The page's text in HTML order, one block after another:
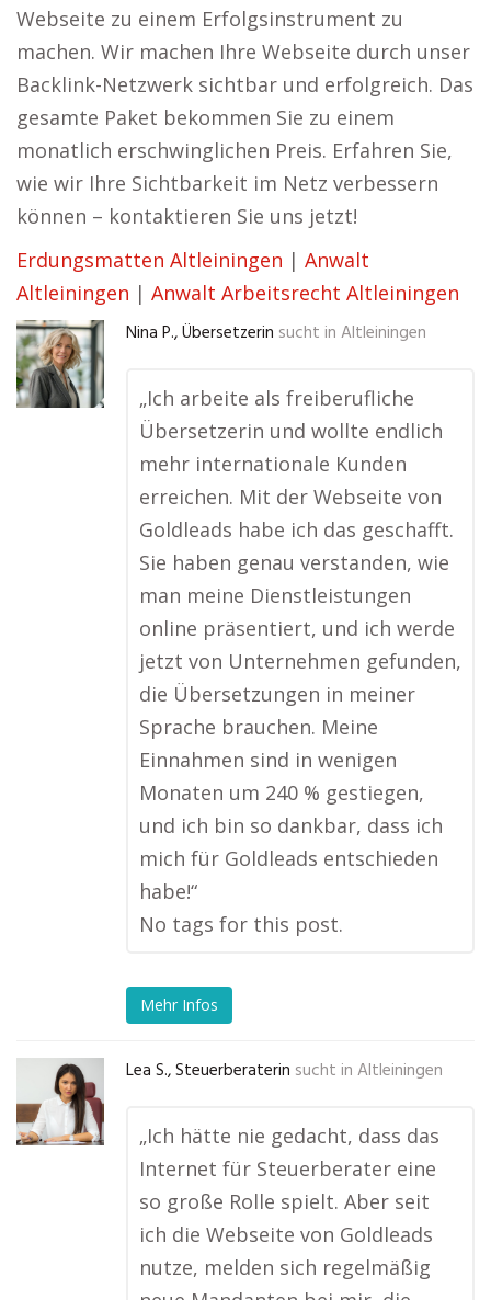
Webseite zu einem Erfolgsinstrument zu
machen. Wir machen Ihre Webseite durch unser
Backlink-Netzwerk sichtbar und erfolgreich. Das
gesamte Paket bekommen Sie zu einem
monatlich erschwinglichen Preis. Erfahren Sie,
wie wir Ihre Sichtbarkeit im Netz verbessern
können – kontaktieren Sie uns jetzt!
Erdungsmatten Altleiningen | Anwalt
Altleiningen | Anwalt Arbeitsrecht Altleiningen
Nina P., Übersetzerin sucht in Altleiningen
„Ich arbeite als freiberufliche
Übersetzerin und wollte endlich
mehr internationale Kunden
erreichen. Mit der Webseite von
Goldleads habe ich das geschafft.
Sie haben genau verstanden, wie
man meine Dienstleistungen
online präsentiert, und ich werde
jetzt von Unternehmen gefunden,
die Übersetzungen in meiner
Sprache brauchen. Meine
Einnahmen sind in wenigen
Monaten um 240 % gestiegen,
und ich bin so dankbar, dass ich
mich für Goldleads entschieden
habe!“
No tags for this post.
Mehr Infos
Lea S., Steuerberaterin sucht in Altleiningen
„Ich hätte nie gedacht, dass das
Internet für Steuerberater eine
so große Rolle spielt. Aber seit
ich die Webseite von Goldleads
nutze, melden sich regelmäßig